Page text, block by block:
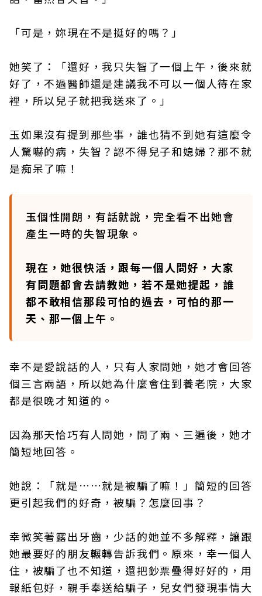
「可是，妳現在不是挺好的嗎？」
她笑了：「還好，我只失智了一個上午，後來就
好了，不過醫師還是建議我不可以一個人待在家
裡，所以兒子就把我送來了。」
玉如果沒有提到那些事，誰也猜不到她有這麼令
人驚嚇的病，失智？認不得兒子和媳婦？那不就
是痴呆了嘛！
玉個性開朗，有話就說，完全看不出她會
產生一時的失智現象。
現在，她很快活，跟每一個人問好，大家
有問題都會去請教她，若不是她提起，誰
都不敢相信那段可怕的過去，可怕的那一
天、那一個上午。
幸不是愛說話的人，只有人家問她，她才會回答
個三言兩語，所以她為什麼會住到養老院，大家
都是很晚才知道的。
因為那天恰巧有人問她，問了兩、三遍後，她才
簡短地回答。
她說：「就是……就是被騙了嘛！」簡短的回答
更引起我們的好奇，被騙？怎麼回事？
幸微笑著露出牙齒，少話的她並不多解釋，讓跟
她最要好的朋友輾轉告訴我們。原來，幸一個人
住，被騙了也不知道，還把鈔票疊得好好的，用
報紙包好，親手奉送給騙子，兒女們發現事情大